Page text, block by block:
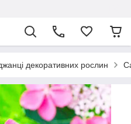
декоративних рослин